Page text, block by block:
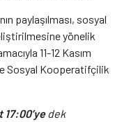
paylaşılması, sosyal
yönelik
11-12 Kasım
Sosyal Kooperatifçilik
17:00’yedek